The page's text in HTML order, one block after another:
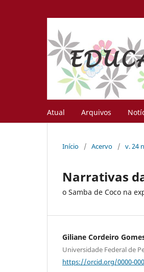
Atual Arquivos
Início / Acervo / v. 24
Narrativas
o Samba de Coco na
Giliane Cordeiro
Universidade Federal de
https://orcid.org/0000-